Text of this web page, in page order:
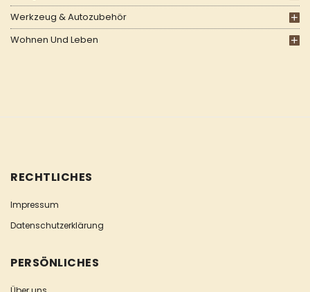
Werkzeug & Autozubehör
Wohnen Und Leben
RECHTLICHES
Impressum
Datenschutzerklärung
PERSÖNLICHES